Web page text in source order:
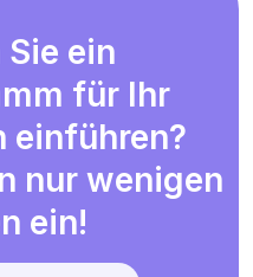
ein
für Ihr
einführen?
nur wenigen
ein!